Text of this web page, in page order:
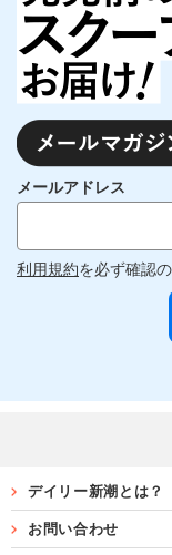
メールアドレス
利用規約を必ず確認
デイリー新潮とは？
お問い合わせ